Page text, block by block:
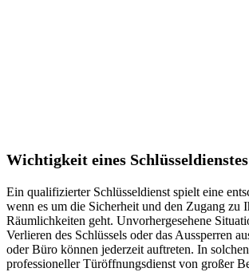
Wichtigkeit eines Schlüsseldienstes
Ein qualifizierter Schlüsseldienst spielt eine
wenn es um die Sicherheit und den Zugang zu
Räumlichkeiten geht. Unvorhergesehene
Verlieren des Schlüssels oder das Aussperren
oder Büro können jederzeit auftreten. In
professioneller Türöffnungsdienst von großer